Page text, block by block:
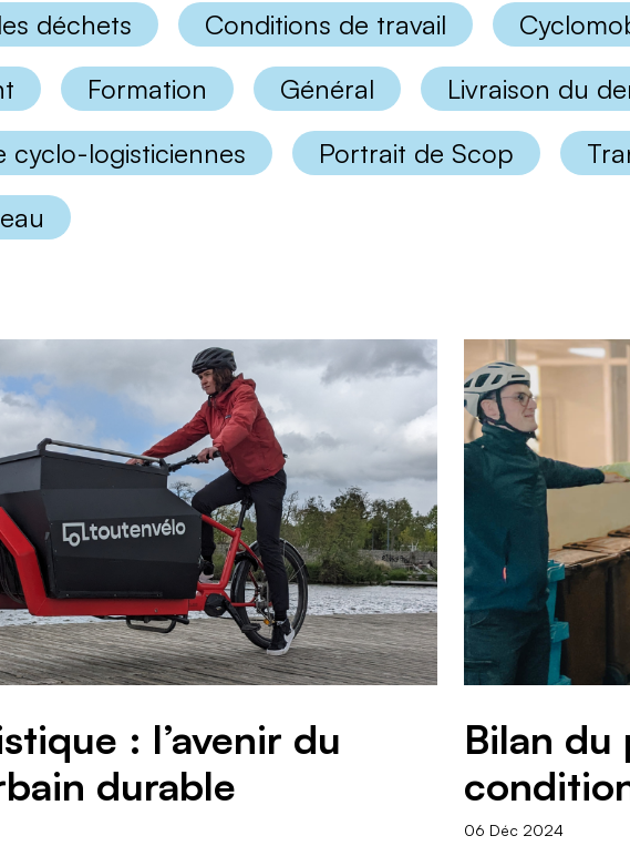
déchets Conditions de travail
Formation Général
Livraison du
cyclo-logisticiennes
Portrait de Scop
: l’avenir du
durable
Bilan du
06 Déc 2024